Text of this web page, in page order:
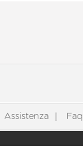
Assistenza Faq